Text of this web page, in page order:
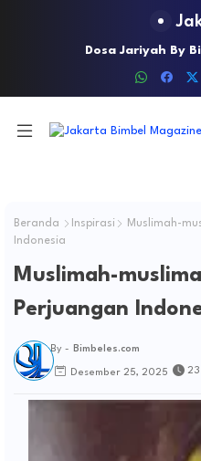
Dosa Jariyah By
Beranda Inspirasi
Muslimah-
Indonesia
Muslimah-
Perjuangan
By - Bimbeles.com
Desember 25, 2025